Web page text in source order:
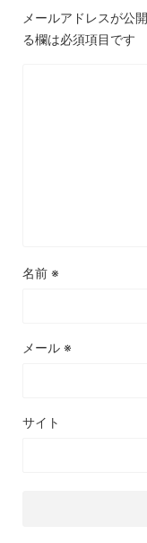
メールアドレスが公
る欄は必須項目です
名前 ※
メール ※
サイト